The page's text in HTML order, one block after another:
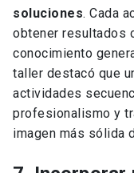
soluciones. Cada
obtener resultados
conocimiento
taller destacó que
actividades
profesionalismo y
imagen más sólida